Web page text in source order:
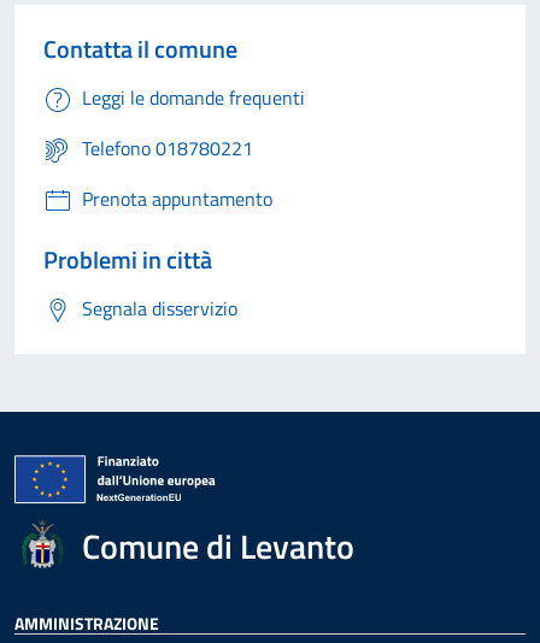
Contatta il comune
Leggi le domande frequenti
Telefono 018780221
Prenota appuntamento
Problemi in città
Segnala disservizio
Comune di Levanto
AMMINISTRAZIONE